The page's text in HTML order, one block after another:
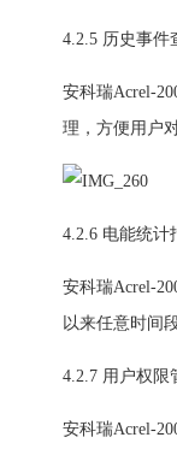
4.2.5 历史事件
安科瑞Acrel-
理，方便用户
4.2.6 电能统计
安科瑞Acrel-
以来任意时间
4.2.7 用户权限
安科瑞Acrel-